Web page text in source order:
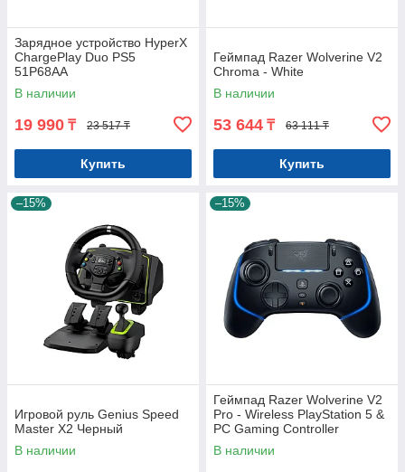
Зарядное устройство HyperX
ChargePlay Duo PS5
51P68AA
В наличии
19 990 ₸ 23 517 ₸
Купить
Геймпад Razer Wolverine V2
Chroma - White
В наличии
53 644 ₸ 63 111 ₸
Купить
–15%
Игровой руль Genius Speed
Master X2 Черный
В наличии
–15%
Геймпад Razer Wolverine V2
Pro - Wireless PlayStation 5 &
PC Gaming Controller
В наличии